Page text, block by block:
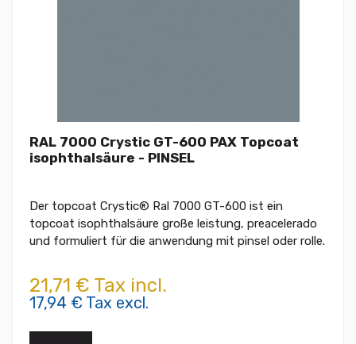
RAL 7000 Crystic GT-600 PAX Topcoat
isophthalsäure - PINSEL
Der topcoat Crystic® Ral 7000 GT-600 ist ein
topcoat isophthalsäure große leistung, preacelerado
und formuliert für die anwendung mit pinsel oder rolle.
21,71 € Tax incl.
17,94 € Tax excl.